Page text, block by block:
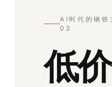
AI时代的钢
03
低